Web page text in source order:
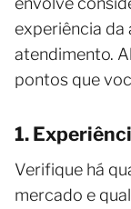
experiência da
atendimento.
pontos que
1.
Verifique há
mercado e